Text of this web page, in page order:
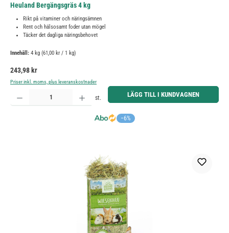
Heuland Bergängsgräs 4 kg
Rikt på vitaminer och näringsämnen
Rent och hälsosamt foder utan mögel
Täcker det dagliga näringsbehovet
Innehåll: 4 kg (61,00 kr / 1 kg)
Ordinarie pris:
243,98 kr
Priser inkl. moms, plus leveranskostnader
−6%
Produktkvantitet: Ange önskat belopp eller använd knapparna för att öka eller minska kvantiteten.
st. LÄGG TILL I KUNDVAGNEN